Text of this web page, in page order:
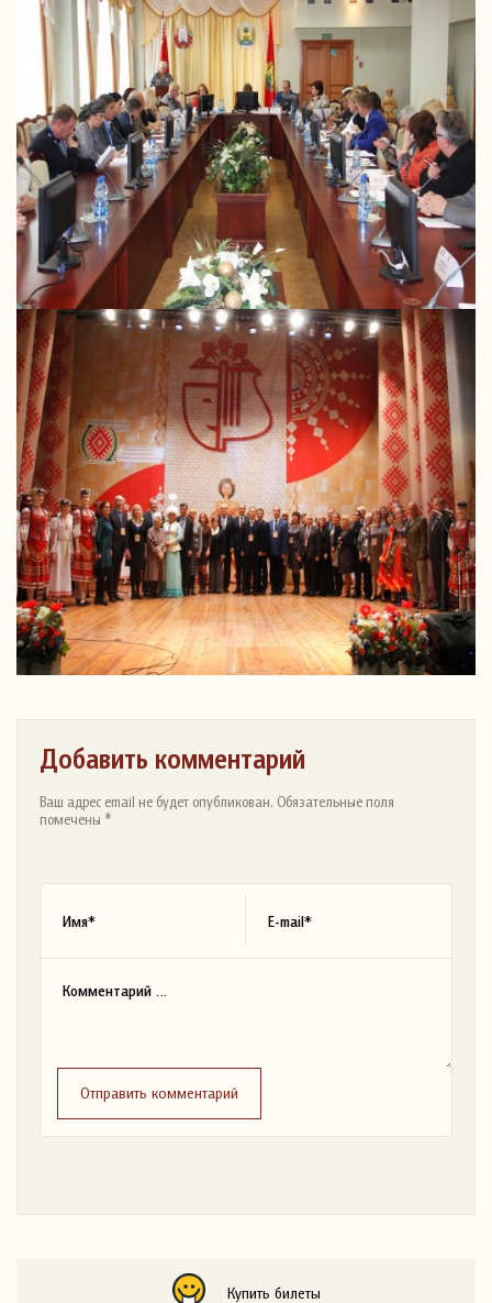
Добавить комментарий
Ваш адрес email не будет опубликован. Обязательные поля
помечены *
Отправить комментарий
Купить билеты